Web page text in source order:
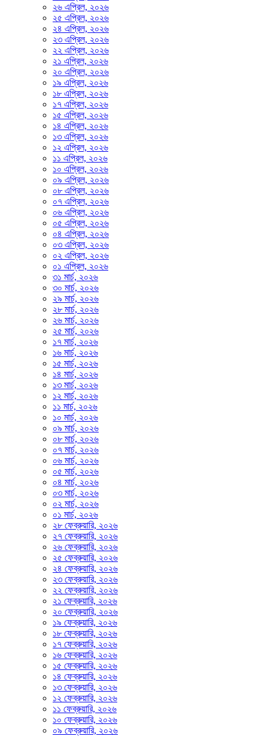
২৬ এপ্রিল, ২০২৬
২৫ এপ্রিল, ২০২৬
২৪ এপ্রিল, ২০২৬
২৩ এপ্রিল, ২০২৬
২২ এপ্রিল, ২০২৬
২১ এপ্রিল, ২০২৬
২০ এপ্রিল, ২০২৬
১৯ এপ্রিল, ২০২৬
১৮ এপ্রিল, ২০২৬
১৭ এপ্রিল, ২০২৬
১৫ এপ্রিল, ২০২৬
১৪ এপ্রিল, ২০২৬
১৩ এপ্রিল, ২০২৬
১২ এপ্রিল, ২০২৬
১১ এপ্রিল, ২০২৬
১০ এপ্রিল, ২০২৬
০৯ এপ্রিল, ২০২৬
০৮ এপ্রিল, ২০২৬
০৭ এপ্রিল, ২০২৬
০৬ এপ্রিল, ২০২৬
০৫ এপ্রিল, ২০২৬
০৪ এপ্রিল, ২০২৬
০৩ এপ্রিল, ২০২৬
০২ এপ্রিল, ২০২৬
০১ এপ্রিল, ২০২৬
৩১ মার্চ, ২০২৬
৩০ মার্চ, ২০২৬
২৯ মার্চ, ২০২৬
২৮ মার্চ, ২০২৬
২৬ মার্চ, ২০২৬
২৫ মার্চ, ২০২৬
১৭ মার্চ, ২০২৬
১৬ মার্চ, ২০২৬
১৫ মার্চ, ২০২৬
১৪ মার্চ, ২০২৬
১৩ মার্চ, ২০২৬
১২ মার্চ, ২০২৬
১১ মার্চ, ২০২৬
১০ মার্চ, ২০২৬
০৯ মার্চ, ২০২৬
০৮ মার্চ, ২০২৬
০৭ মার্চ, ২০২৬
০৬ মার্চ, ২০২৬
০৫ মার্চ, ২০২৬
০৪ মার্চ, ২০২৬
০৩ মার্চ, ২০২৬
০২ মার্চ, ২০২৬
০১ মার্চ, ২০২৬
২৮ ফেব্রুয়ারি, ২০২৬
২৭ ফেব্রুয়ারি, ২০২৬
২৬ ফেব্রুয়ারি, ২০২৬
২৫ ফেব্রুয়ারি, ২০২৬
২৪ ফেব্রুয়ারি, ২০২৬
২৩ ফেব্রুয়ারি, ২০২৬
২২ ফেব্রুয়ারি, ২০২৬
২১ ফেব্রুয়ারি, ২০২৬
২০ ফেব্রুয়ারি, ২০২৬
১৯ ফেব্রুয়ারি, ২০২৬
১৮ ফেব্রুয়ারি, ২০২৬
১৭ ফেব্রুয়ারি, ২০২৬
১৬ ফেব্রুয়ারি, ২০২৬
১৫ ফেব্রুয়ারি, ২০২৬
১৪ ফেব্রুয়ারি, ২০২৬
১৩ ফেব্রুয়ারি, ২০২৬
১২ ফেব্রুয়ারি, ২০২৬
১১ ফেব্রুয়ারি, ২০২৬
১০ ফেব্রুয়ারি, ২০২৬
০৯ ফেব্রুয়ারি, ২০২৬